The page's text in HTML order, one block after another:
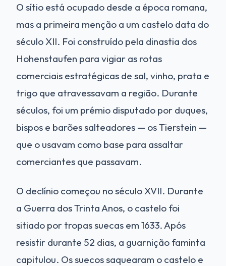
O sítio está ocupado desde a época romana,
mas a primeira menção a um castelo data do
século XII. Foi construído pela dinastia dos
Hohenstaufen para vigiar as rotas
comerciais estratégicas de sal, vinho, prata e
trigo que atravessavam a região. Durante
séculos, foi um prémio disputado por duques,
bispos e barões salteadores — os Tierstein —
que o usavam como base para assaltar
comerciantes que passavam.
O declínio começou no século XVII. Durante
a Guerra dos Trinta Anos, o castelo foi
sitiado por tropas suecas em 1633. Após
resistir durante 52 dias, a guarnição faminta
capitulou. Os suecos saquearam o castelo e